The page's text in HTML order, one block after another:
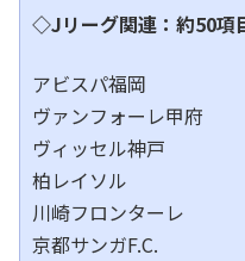
◇Jリーグ関連：約50項
アビスパ福岡
ヴァンフォーレ甲府
ヴィッセル神戸
柏レイソル
川崎フロンターレ
京都サンガF.C.